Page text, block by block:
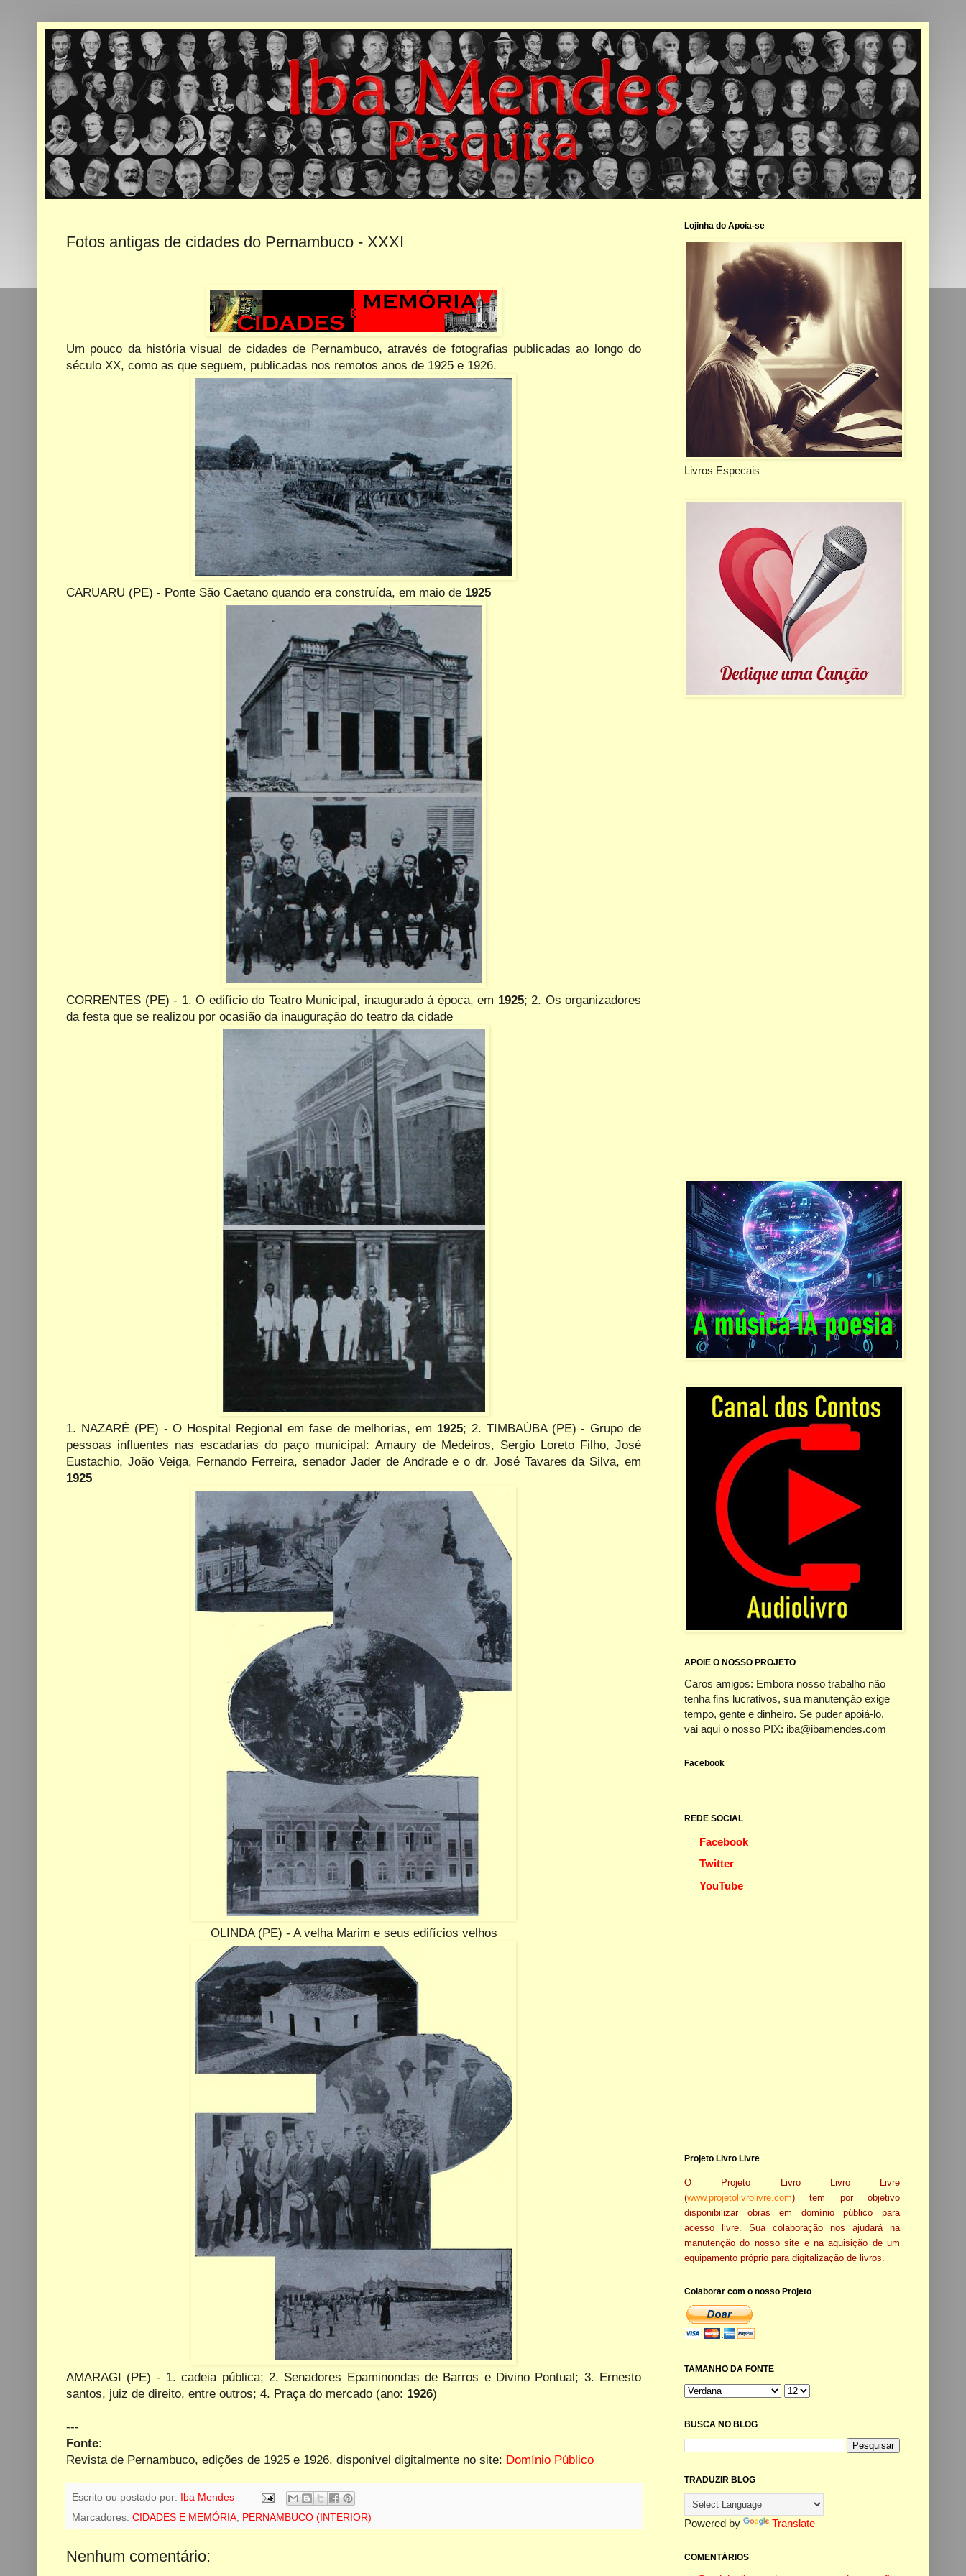
Fotos antigas de cidades do Pernambuco - XXXI
Um pouco da história visual de cidades de Pernambuco, através de fotografias publicadas ao longo do
século XX, como as que seguem, publicadas nos remotos anos de 1925 e 1926.
CARUARU (PE) - Ponte São Caetano quando era construída, em maio de 1925
CORRENTES (PE) - 1. O edifício do Teatro Municipal, inaugurado á época, em 1925; 2. Os organizadores
da festa que se realizou por ocasião da inauguração do teatro da cidade
1. NAZARÉ (PE) - O Hospital Regional em fase de melhorias, em 1925; 2. TIMBAÚBA (PE) - Grupo de
pessoas influentes nas escadarias do paço municipal: Amaury de Medeiros, Sergio Loreto Filho, José
Eustachio, João Veiga, Fernando Ferreira, senador Jader de Andrade e o dr. José Tavares da Silva, em
1925
OLINDA (PE) - A velha Marim e seus edifícios velhos
AMARAGI (PE) - 1. cadeia pública; 2. Senadores Epaminondas de Barros e Divino Pontual; 3. Ernesto
santos, juiz de direito, entre outros; 4. Praça do mercado (ano: 1926)
---
Fonte:
Revista de Pernambuco, edições de 1925 e 1926, disponível digitalmente no site: Domínio Público
Escrito ou postado por: Iba Mendes
Marcadores: CIDADES E MEMÓRIA PERNAMBUCO (INTERIOR)
Nenhum comentário:
Lojinha do Apoia-se
Livros Especais
APOIE O NOSSO PROJETO
Caros amigos: Embora nosso trabalho não
tenha fins lucrativos, sua manutenção exige
tempo, gente e dinheiro. Se puder apoiá-lo,
vai aqui o nosso PIX: iba@ibamendes.com
Facebook
REDE SOCIAL
Facebook
Twitter
YouTube
Projeto Livro Livre
O Projeto Livro Livro Livre
(www.projetolivrolivre.com) tem por objetivo
disponibilizar obras em domínio público para
acesso livre. Sua colaboração nos ajudará na
manutenção do nosso site e na aquisição de um
equipamento próprio para digitalização de livros.
Colaborar com o nosso Projeto
TAMANHO DA FONTE
BUSCA NO BLOG
TRADUZIR BLOG
Powered by Translate
COMENTÁRIOS